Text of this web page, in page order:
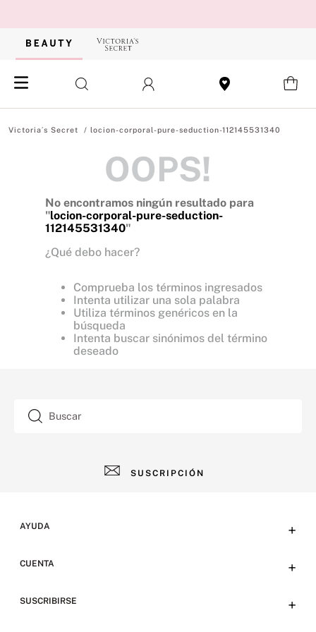
locion-corporal-pure-seduction-112145531340
OOPS!
No encontramos ningún resultado para
"locion-corporal-pure-seduction-
112145531340"
¿Qué debo hacer?
Comprueba los términos ingresados
Intenta utilizar una sola palabra
Utiliza términos genéricos en la
búsqueda
Intenta buscar sinónimos del término
deseado
Buscar
SUSCRIPCIÓN
AYUDA +
Preguntas frecuentes
CUENTA +
SUSCRIBIRSE +